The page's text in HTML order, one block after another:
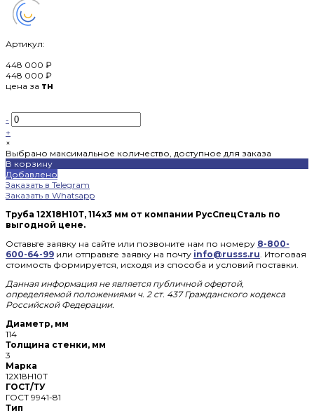
Артикул:
448 000 ₽
448 000 ₽
цена за тн
-
+
×
Выбрано максимальное количество, доступное для заказа
В корзину
Добавлено
Заказать в Telegram
Заказать в Whatsapp
Труба 12Х18Н10Т, 114х3 мм от компании РусСпецСталь по
выгодной цене.
Оставьте заявку на сайте или позвоните нам по номеру 8-800-
600-64-99 или отправьте заявку на почту info@russs.ru. Итоговая
стоимость формируется, исходя из способа и условий поставки.
Данная информация не является публичной офертой,
определяемой положениями ч. 2 ст. 437 Гражданского кодекса
Российской Федерации.
Диаметр, мм
114
Толщина стенки, мм
3
Марка
12Х18Н10Т
ГОСТ/ТУ
ГОСТ 9941-81
Тип